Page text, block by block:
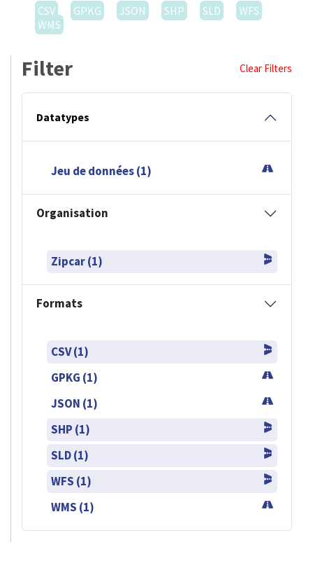
CSV
GPKG JSON SHP SLD
WFS
WMS
Filter Clear Filters
Datatypes
Jeu de données (1)
Organisation
Zipcar (1)
Formats
CSV (1)
GPKG (1)
JSON (1)
SHP (1)
SLD (1)
WFS (1)
WMS (1)